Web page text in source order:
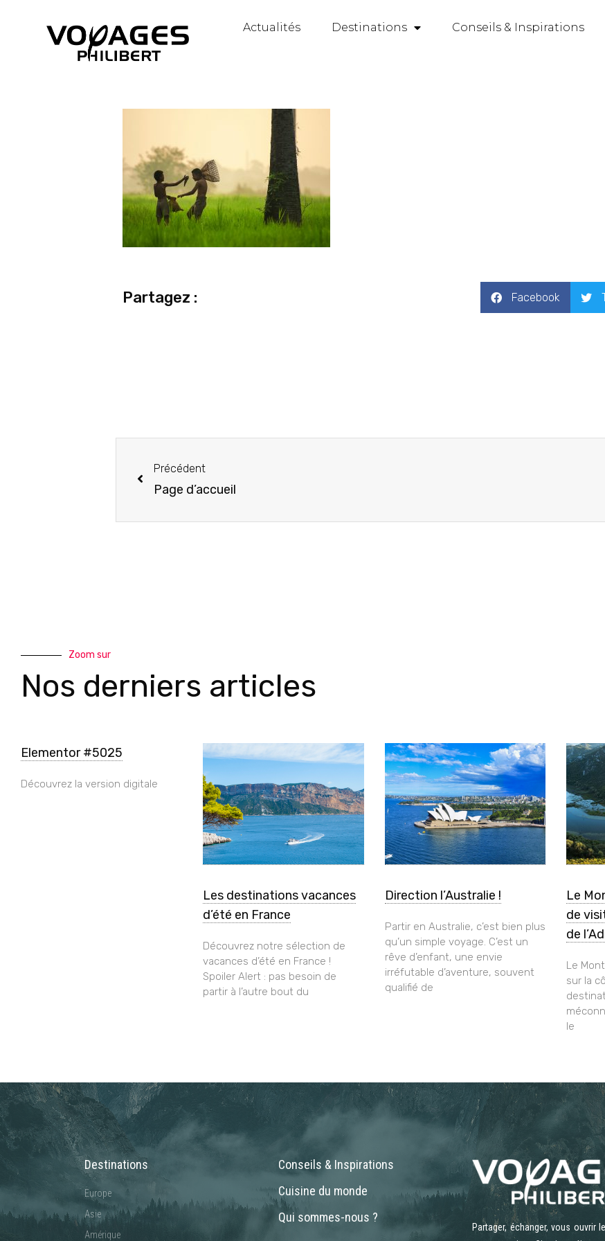
Actualités Destinations Conseils & Inspirations
Partagez : Facebook
Précédent
Page d’accueil
Zoom sur
Nos derniers articles
Elementor #5025
Découvrez la version digitale
Les destinations vacances
d’été en France
Découvrez notre sélection de
vacances d’été en France !
Spoiler Alert : pas besoin de
partir à l’autre bout du
Direction l’Australie !
Partir en Australie, c’est bien plus
qu’un simple voyage. C’est un
rêve d’enfant, une envie
irréfutable d’aventure, souvent
qualifié de
Le
de
de
Le
sur la
le
Destinations
Europe
Asie
Amérique
Conseils & Inspirations
Cuisine du monde
Qui sommes-nous ?
Partager, échanger, vous ouvrir